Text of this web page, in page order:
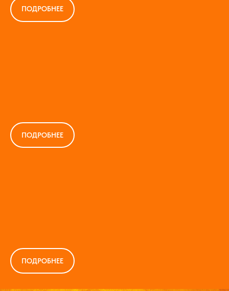
ПОДРОБНЕЕ
ПОДРОБНЕЕ
ПОДРОБНЕЕ